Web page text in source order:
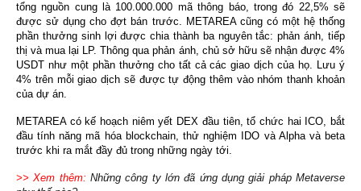
tổng nguồn cung là 100.000.000 mã thông báo, trong đó 22,5% sẽ
được sử dụng cho đợt bán trước. METAREA cũng có một hệ thống
phần thưởng sinh lợi được chia thành ba nguyên tắc: phản ánh, tiếp
thị và mua lại LP. Thông qua phản ánh, chủ sở hữu sẽ nhận được 4%
USDT như một phần thưởng cho tất cả các giao dịch của họ. Lưu ý
4% trên mỗi giao dịch sẽ được tự động thêm vào nhóm thanh khoản
của dự án.
METAREA có kế hoạch niêm yết DEX đầu tiên, tổ chức hai ICO, bắt
đầu tính năng mã hóa blockchain, thử nghiệm IDO và Alpha và beta
trước khi ra mắt đầy đủ trong những ngày tới.
>> Xem thêm: Những công ty lớn đã ứng dụng giải pháp Metaverse